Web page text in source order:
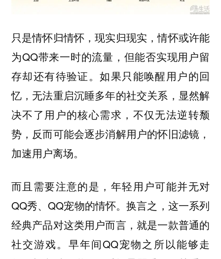
只是情怀归情怀，现实归现实，情怀或许能
为QQ带来一时的流量，但能否实现用户留
存却还有待验证。如果只能唤醒用户的回
忆，无法重启沉睡多年的社交关系，显然解
决不了用户的核心需求，不仅无法逆转颓
势，反而可能会逐步消解用户的怀旧滤镜，
加速用户离场。
而且需要注意的是，年轻用户可能并无对
QQ秀、QQ宠物的情怀。换言之，这一系列
经典产品对这类用户而言，就是一款普通的
社交游戏。早年间QQ宠物之所以能够走